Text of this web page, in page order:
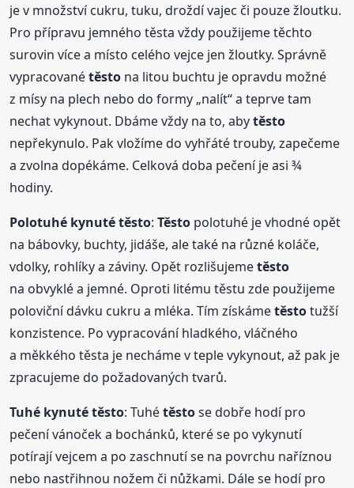
je v množství cukru, tuku, droždí vajec či pouze žloutku.
Pro přípravu jemného těsta vždy použijeme těchto
surovin více a místo celého vejce jen žloutky. Správně
vypracovanétěsto na litou buchtu je opravdu možné
z mísy na plech nebo do formy „nalít“ a teprve tam
nechat vykynout. Dbáme vždy na to, abytěsto
nepřekynulo. Pak vložíme do vyhřáté trouby, zapečeme
a zvolna dopékáme. Celková doba pečení je asi ¾
hodiny.
Polotuhé kynutétěsto:Těsto polotuhé je vhodné opět
na bábovky, buchty, jidáše, ale také na různé koláče,
vdolky, rohlíky a záviny. Opět rozlišujemetěsto
na obvyklé a jemné. Oproti litému těstu zde použijeme
poloviční dávku cukru a mléka. Tím získámetěstotužší
konzistence. Po vypracování hladkého, vláčného
a měkkého těsta je necháme v teple vykynout, až pak je
zpracujeme do požadovaných tvarů.
Tuhé kynutétěsto: Tuhétěstose dobře hodí pro
pečení vánoček a bochánků, které se po vykynutí
potírají vejcem a po zaschnutí se na povrchu naříznou
nebo nastřihnou nožem či nůžkami. Dále se hodí pro